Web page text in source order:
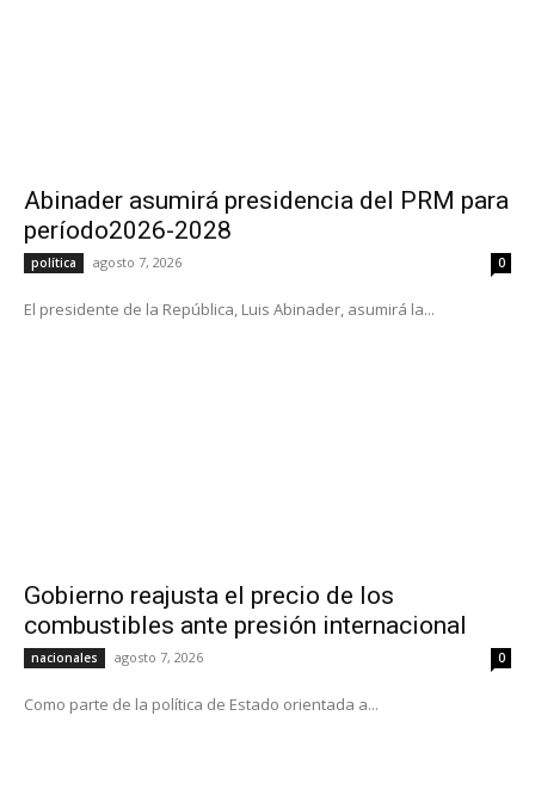
Abinader asumirá presidencia del PRM para
período2026-2028
política agosto 7, 2026 0
El presidente de la República, Luis Abinader, asumirá la...
Gobierno reajusta el precio de los
combustibles ante presión internacional
nacionales agosto 7, 2026 0
Como parte de la política de Estado orientada a...